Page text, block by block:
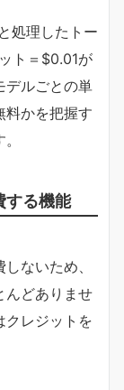
処理したトー
ト＝$0.01が
デルごとの単
料かを把握す
する機能
ないため、
んどありませ
クレジットを